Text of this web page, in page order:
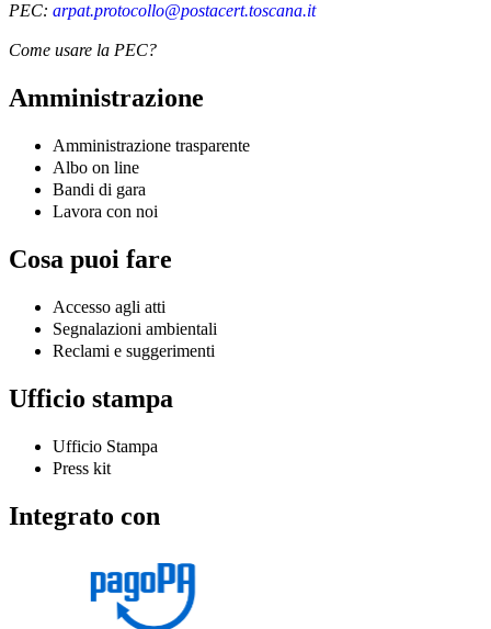
PEC: arpat.protocollo@postacert.toscana.it
Come usare la PEC?
Amministrazione
Amministrazione trasparente
Albo on line
Bandi di gara
Lavora con noi
Cosa puoi fare
Accesso agli atti
Segnalazioni ambientali
Reclami e suggerimenti
Ufficio stampa
Ufficio Stampa
Press kit
Integrato con